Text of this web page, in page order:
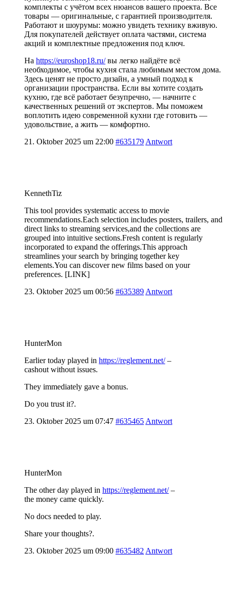
комплекты с учётом всех нюансов вашего проекта. Все
товары — оригинальные, с гарантией производителя.
Работают и шоурумы: можно увидеть технику вживую.
Для покупателей действует оплата частями, система
акций и комплектные предложения под ключ.
На https://euroshop18.ru/вы легко найдёте всё
необходимое, чтобы кухня стала любимым местом дома.
Здесь ценят не просто дизайн, а умный подход к
организации пространства. Если вы хотите создать
кухню, где всё работает безупречно, — начните с
качественных решений от экспертов. Мы поможем
воплотить идею современной кухни где готовить —
удовольствие, а жить — комфортно.
21. Oktober 2025 um 22:00 #635179 Antwort
KennethTiz
This tool provides systematic access to movie
recommendations.Each selection includes posters, trailers, and
direct links to streaming services,and the collections are
grouped into intuitive sections.Fresh content is regularly
incorporated to expand the offerings.This approach
streamlines your search by bringing together key
elements.You can discover new films based on your
preferences. [LINK]
23. Oktober 2025 um 00:56 #635389 Antwort
HunterMon
Earlier today played in https://reglement.net/–
cashout without issues.
They immediately gave a bonus.
Do you trust it?.
23. Oktober 2025 um 07:47 #635465 Antwort
HunterMon
The other day played in https://reglement.net/–
the money came quickly.
No docs needed to play.
Share your thoughts?.
23. Oktober 2025 um 09:00 #635482 Antwort